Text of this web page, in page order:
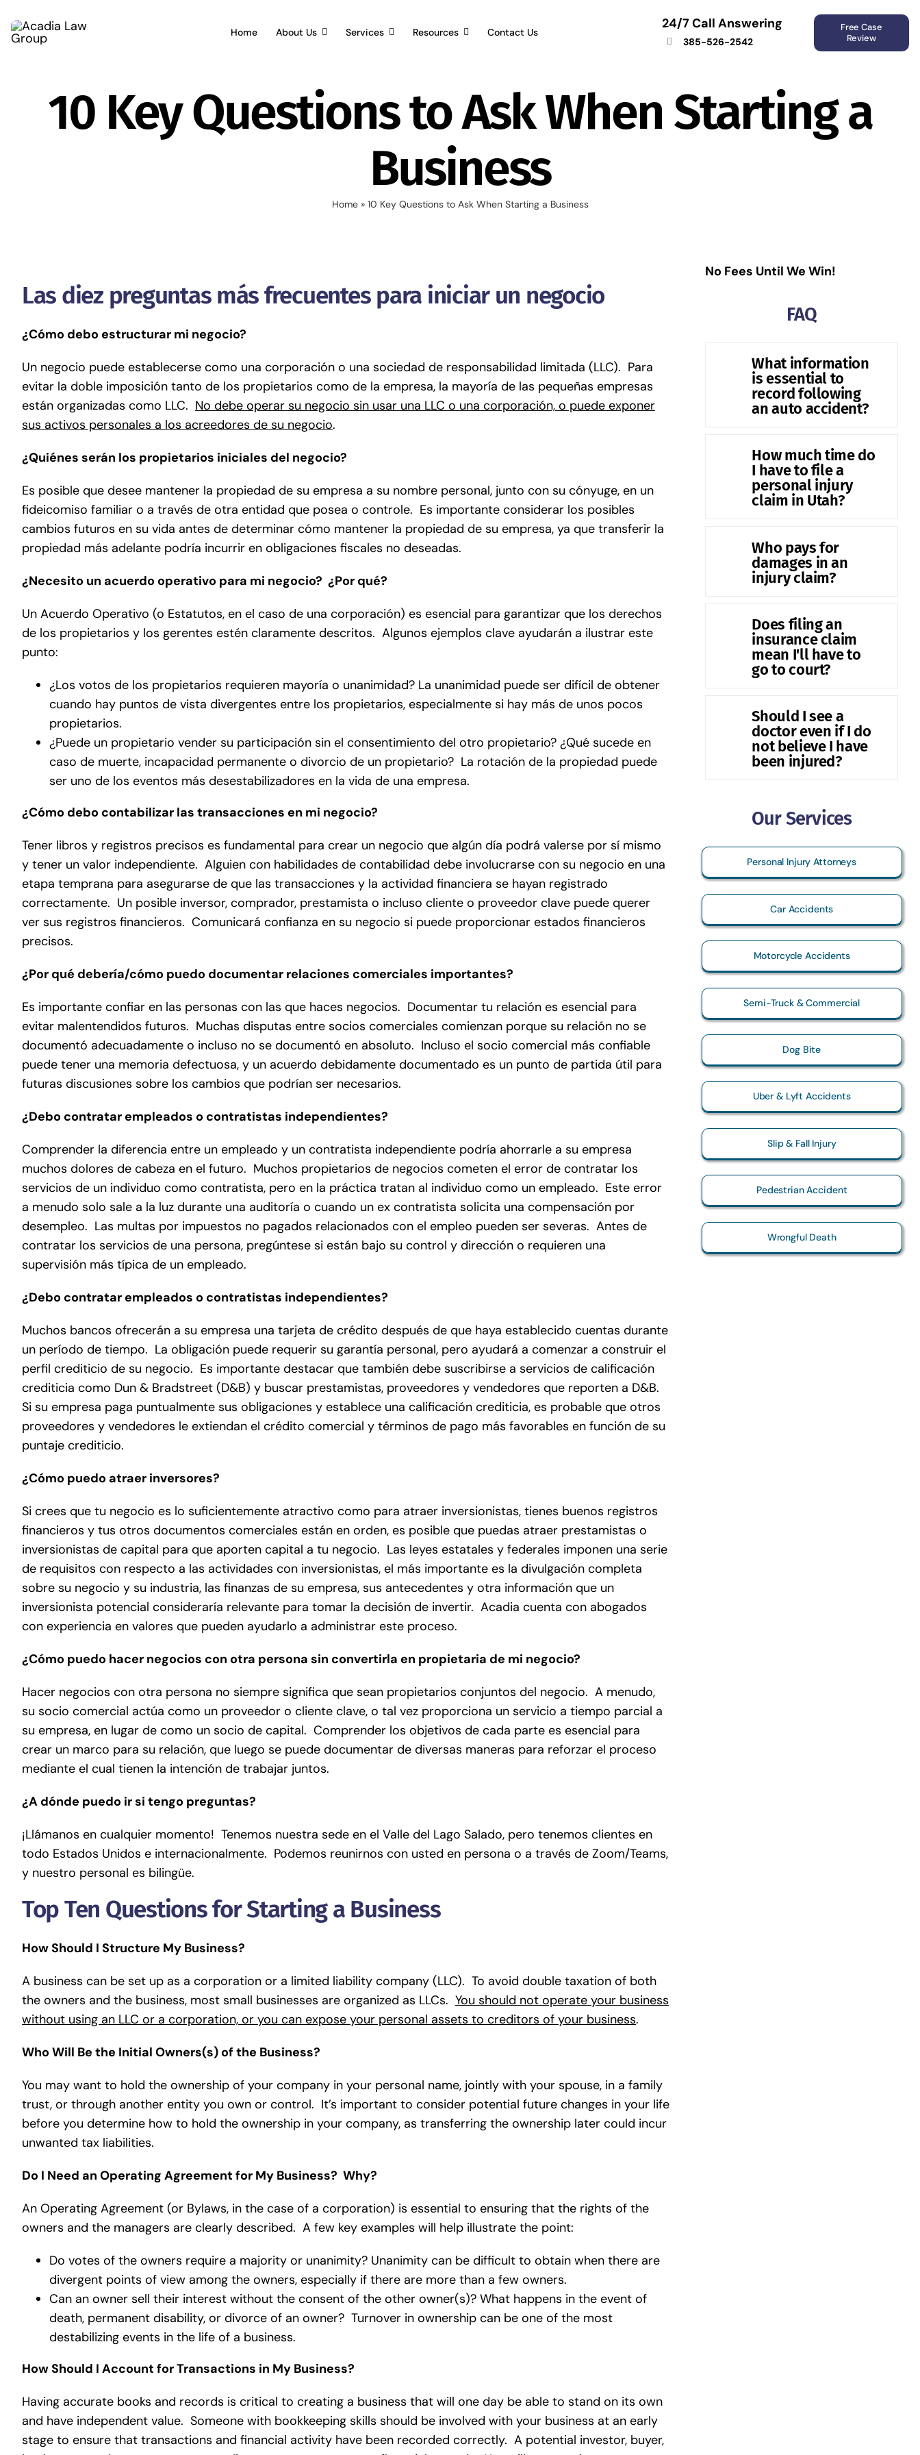
to
content
Home About Us Services Resources Contact Us
24/7 Call Answering
385-526-2542
Free Case
Review
10 Key Questions to Ask When Starting a
Business
Home» 10 Key Questions to Ask When Starting a Business
Las diez preguntas más frecuentes para iniciar un negocio
¿Cómo debo estructurar mi negocio?
Un negocio puede establecerse como una corporación o una sociedad de responsabilidad limitada (LLC). Para
evitar la doble imposición tanto de los propietarios como de la empresa, la mayoría de las pequeñas empresas
están organizadas como LLC. No debe operar su negocio sin usar una LLC o una corporación, o puede exponer
sus activos personales a los acreedores de su negocio.
¿Quiénes serán los propietarios iniciales del negocio?
Es posible que desee mantener la propiedad de su empresa a su nombre personal, junto con su cónyuge, en un
fideicomiso familiar o a través de otra entidad que posea o controle. Es importante considerar los posibles
cambios futuros en su vida antes de determinar cómo mantener la propiedad de su empresa, ya que transferir la
propiedad más adelante podría incurrir en obligaciones fiscales no deseadas.
¿Necesito un acuerdo operativo para mi negocio? ¿Por qué?
Un Acuerdo Operativo (o Estatutos, en el caso de una corporación) es esencial para garantizar que los derechos
de los propietarios y los gerentes estén claramente descritos. Algunos ejemplos clave ayudarán a ilustrar este
punto:
¿Los votos de los propietarios requieren mayoría o unanimidad? La unanimidad puede ser difícil de obtener
cuando hay puntos de vista divergentes entre los propietarios, especialmente si hay más de unos pocos
propietarios.
¿Puede un propietario vender su participación sin el consentimiento del otro propietario? ¿Qué sucede en
caso de muerte, incapacidad permanente o divorcio de un propietario? La rotación de la propiedad puede
ser uno de los eventos más desestabilizadores en la vida de una empresa.
¿Cómo debo contabilizar las transacciones en mi negocio?
Tener libros y registros precisos es fundamental para crear un negocio que algún día podrá valerse por sí mismo
y tener un valor independiente. Alguien con habilidades de contabilidad debe involucrarse con su negocio en una
etapa temprana para asegurarse de que las transacciones y la actividad financiera se hayan registrado
correctamente. Un posible inversor, comprador, prestamista o incluso cliente o proveedor clave puede querer
ver sus registros financieros. Comunicará confianza en su negocio si puede proporcionar estados financieros
precisos.
¿Por qué debería/cómo puedo documentar relaciones comerciales importantes?
Es importante confiar en las personas con las que haces negocios. Documentar tu relación es esencial para
evitar malentendidos futuros. Muchas disputas entre socios comerciales comienzan porque su relación no se
documentó adecuadamente o incluso no se documentó en absoluto. Incluso el socio comercial más confiable
puede tener una memoria defectuosa, y un acuerdo debidamente documentado es un punto de partida útil para
futuras discusiones sobre los cambios que podrían ser necesarios.
¿Debo contratar empleados o contratistas independientes?
Comprender la diferencia entre un empleado y un contratista independiente podría ahorrarle a su empresa
muchos dolores de cabeza en el futuro. Muchos propietarios de negocios cometen el error de contratar los
servicios de un individuo como contratista, pero en la práctica tratan al individuo como un empleado. Este error
a menudo solo sale a la luz durante una auditoría o cuando un ex contratista solicita una compensación por
desempleo. Las multas por impuestos no pagados relacionados con el empleo pueden ser severas. Antes de
contratar los servicios de una persona, pregúntese si están bajo su control y dirección o requieren una
supervisión más típica de un empleado.
¿Debo contratar empleados o contratistas independientes?
Muchos bancos ofrecerán a su empresa una tarjeta de crédito después de que haya establecido cuentas durante
un período de tiempo. La obligación puede requerir su garantía personal, pero ayudará a comenzar a construir el
perfil crediticio de su negocio. Es importante destacar que también debe suscribirse a servicios de calificación
crediticia como Dun & Bradstreet (D&B) y buscar prestamistas, proveedores y vendedores que reporten a D&B.
Si su empresa paga puntualmente sus obligaciones y establece una calificación crediticia, es probable que otros
proveedores y vendedores le extiendan el crédito comercial y términos de pago más favorables en función de su
puntaje crediticio.
¿Cómo puedo atraer inversores?
Si crees que tu negocio es lo suficientemente atractivo como para atraer inversionistas, tienes buenos registros
financieros y tus otros documentos comerciales están en orden, es posible que puedas atraer prestamistas o
inversionistas de capital para que aporten capital a tu negocio. Las leyes estatales y federales imponen una serie
de requisitos con respecto a las actividades con inversionistas, el más importante es la divulgación completa
sobre su negocio y su industria, las finanzas de su empresa, sus antecedentes y otra información que un
inversionista potencial consideraría relevante para tomar la decisión de invertir. Acadia cuenta con abogados
con experiencia en valores que pueden ayudarlo a administrar este proceso.
¿Cómo puedo hacer negocios con otra persona sin convertirla en propietaria de mi negocio?
Hacer negocios con otra persona no siempre significa que sean propietarios conjuntos del negocio. A menudo,
su socio comercial actúa como un proveedor o cliente clave, o tal vez proporciona un servicio a tiempo parcial a
su empresa, en lugar de como un socio de capital. Comprender los objetivos de cada parte es esencial para
crear un marco para su relación, que luego se puede documentar de diversas maneras para reforzar el proceso
mediante el cual tienen la intención de trabajar juntos.
¿A dónde puedo ir si tengo preguntas?
¡Llámanos en cualquier momento! Tenemos nuestra sede en el Valle del Lago Salado, pero tenemos clientes en
todo Estados Unidos e internacionalmente. Podemos reunirnos con usted en persona o a través de Zoom/Teams,
y nuestro personal es bilingüe.
Top Ten Questions for Starting a Business
How Should I Structure My Business?
A business can be set up as a corporation or a limited liability company (LLC). To avoid double taxation of both
the owners and the business, most small businesses are organized as LLCs. You should not operate your business
without using an LLC or a corporation, or you can expose your personal assets to creditors of your business.
Who Will Be the Initial Owners(s) of the Business?
You may want to hold the ownership of your company in your personal name, jointly with your spouse, in a family
trust, or through another entity you own or control. It’s important to consider potential future changes in your life
before you determine how to hold the ownership in your company, as transferring the ownership later could incur
unwanted tax liabilities.
Do I Need an Operating Agreement for My Business? Why?
An Operating Agreement (or Bylaws, in the case of a corporation) is essential to ensuring that the rights of the
owners and the managers are clearly described. A few key examples will help illustrate the point:
Do votes of the owners require a majority or unanimity? Unanimity can be difficult to obtain when there are
divergent points of view among the owners, especially if there are more than a few owners.
Can an owner sell their interest without the consent of the other owner(s)? What happens in the event of
death, permanent disability, or divorce of an owner? Turnover in ownership can be one of the most
destabilizing events in the life of a business.
How Should I Account for Transactions in My Business?
Having accurate books and records is critical to creating a business that will one day be able to stand on its own
and have independent value. Someone with bookkeeping skills should be involved with your business at an early
stage to ensure that transactions and financial activity have been recorded correctly. A potential investor, buyer,
No Fees Until We Win!
FAQ
What information
is essential to
record following
an auto accident?
How much time do
I have to file a
personal injury
claim in Utah?
Who pays for
damages in an
injury claim?
Does filing an
insurance claim
mean I'll have to
go to court?
Should I see a
doctor even if I do
not believe I have
been injured?
Our Services
Personal Injury Attorneys
Car Accidents
Motorcycle Accidents
Semi-Truck & Commercial
Dog Bite
Uber & Lyft Accidents
Slip & Fall Injury
Pedestrian Accident
Wrongful Death